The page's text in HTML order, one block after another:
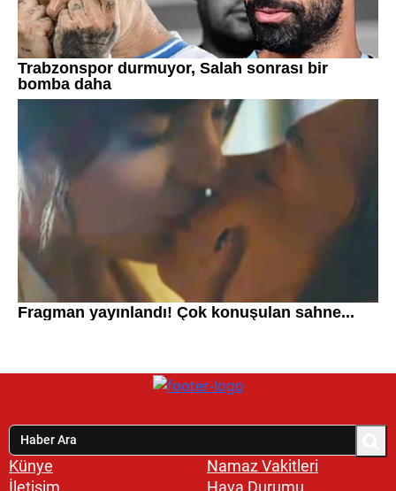
Künye
İletişim
Namaz Vakitleri
Hava Durumu